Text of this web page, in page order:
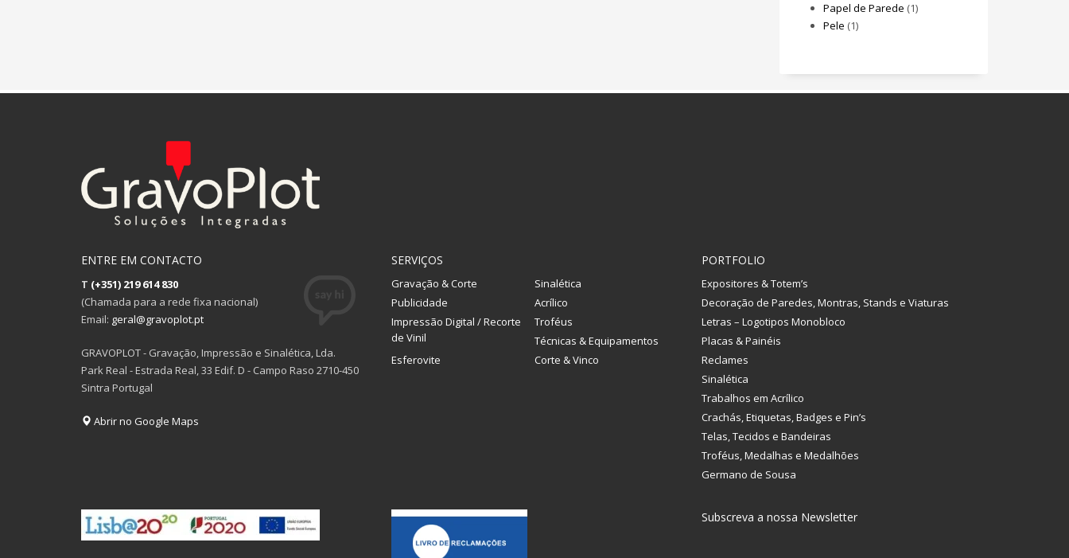
Papel de Parede (1)
Pele (1)
ENTRE EM CONTACTO
T (+351) 219 614 830
(Chamada para a rede fixa nacional)
Email: geral@gravoplot.pt
GRAVOPLOT - Gravação, Impressão e Sinalética, Lda.
Park Real - Estrada Real, 33 Edif. D - Campo Raso 2710-450
Sintra Portugal
Abrir no Google Maps
SERVIÇOS
Gravação & Corte
Sinalética
Publicidade
Acrílico
Impressão Digital / Recorte
de Vinil
Troféus
Técnicas & Equipamentos
Esferovite
Corte & Vinco
PORTFOLIO
Expositores & Totem’s
Decoração de Paredes, Montras, Stands e Viaturas
Letras – Logotipos Monobloco
Placas & Painéis
Reclames
Sinalética
Trabalhos em Acrílico
Crachás, Etiquetas, Badges e Pin’s
Telas, Tecidos e Bandeiras
Troféus, Medalhas e Medalhões
Germano de Sousa
Subscreva a nossa Newsletter